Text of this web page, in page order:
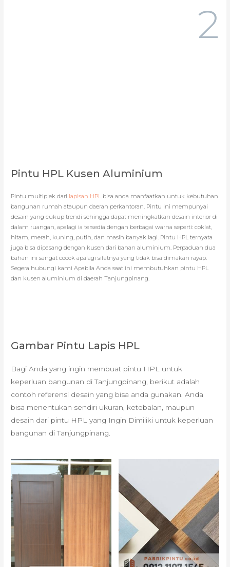
2
Pintu HPL Kusen Aluminium
Pintu multiplek dari lapisan HPL bisa anda manfaatkan untuk kebutuhan
bangunan rumah ataupun daerah perkantoran. Pintu ini mempunyai
desain yang cukup trendi sehingga dapat meningkatkan desain interior di
dalam ruangan, apalagi ia tersedia dengan berbagai warna seperti: coklat,
hitam, merah, kuning, putih, dan masih banyak lagi. Pintu HPL ternyata
juga bisa dipasang dengan kusen dari bahan aluminium. Perpaduan dua
bahan ini sangat cocok apalagi sifatnya yang tidak bisa dimakan rayap.
Segera hubungi kami Apabila Anda saat ini membutuhkan pintu HPL
dan kusen aluminium di daerah Tanjungpinang.
Gambar Pintu Lapis HPL
Bagi Anda yang ingin membuat pintu HPL untuk
keperluan bangunan di Tanjungpinang, berikut adalah
contoh referensi desain yang bisa anda gunakan. Anda
bisa menentukan sendiri ukuran, ketebalan, maupun
desain dari pintu HPL yang Ingin Dimiliki untuk keperluan
bangunan di Tanjungpinang.